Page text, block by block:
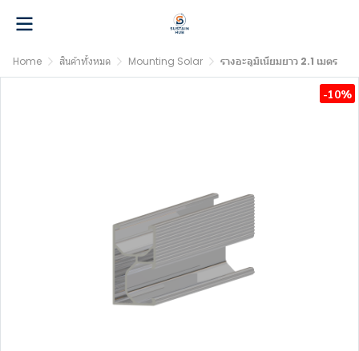
Home สินค้าทั้งหมด Mounting Solar รางอะลูมิเนียมยาว 2.1 เมตร
-10%